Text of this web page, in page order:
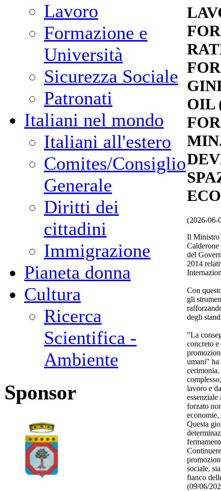
Lavoro
Formazione e
Università
Sicurezza Sociale
Patronati
Italiani nel mondo
Italiani all'estero
Comites/Consiglio
Generale
Diritti dei
cittadini
Immigrazione
Pianeta donna
Cultura
Ricerca
Scientifica -
Ambiente
Sponsor
OIL
(2026-06-
Il Ministro
del
2014
Con
gli
degli
"La
concreto
umani" ha
lavoro e
forzato
economie,
Questa
sociale,
fianco
(09/06/